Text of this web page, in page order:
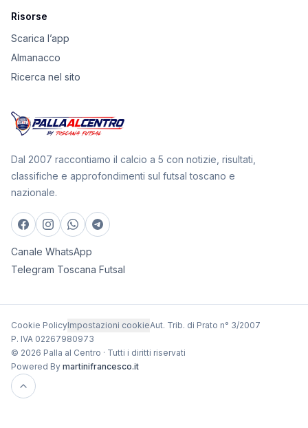
Risorse
Scarica l’app
Almanacco
Ricerca nel sito
Dal 2007 raccontiamo il calcio a 5 con notizie, risultati,
classifiche e approfondimenti sul futsal toscano e
nazionale.
Canale WhatsApp
Telegram Toscana Futsal
Cookie PolicyImpostazioni cookieAut. Trib. di Prato n° 3/2007
P. IVA 02267980973
© 2026 Palla al Centro · Tutti i diritti riservati
Powered By martinifrancesco.it